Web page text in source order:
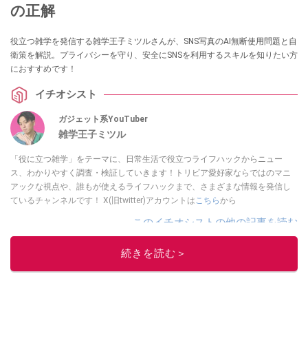
の正解
役立つ雑学を発信する雑学王子ミツルさんが、SNS写真のAI無断使用問題と自
衛策を解説。プライバシーを守り、安全にSNSを利用するスキルを知りたい方
におすすめです！
イチオシスト
ガジェット系YouTuber
雑学王子ミツル
「役に立つ雑学」をテーマに、日常生活で役立つライフハックからニュー
ス、わかりやすく調査・検証していきます！トリビア愛好家ならではのマニ
アックな視点や、誰もが使えるライフハックまで、さまざまな情報を発信し
ているチャンネルです！ X(旧twitter)アカウントはこちらから
このイチオシストの他の記事を読む
続きを読む＞